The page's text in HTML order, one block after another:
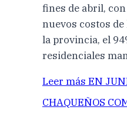
fines de abril,
nuevos costos
la provincia, el
residenciales
Leer más EN
CHAQUEÑOS